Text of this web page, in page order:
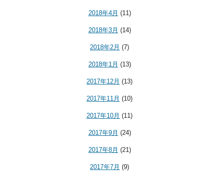
2018年4月 (11)
2018年3月 (14)
2018年2月 (7)
2018年1月 (13)
2017年12月 (13)
2017年11月 (10)
2017年10月 (11)
2017年9月 (24)
2017年8月 (21)
2017年7月 (9)